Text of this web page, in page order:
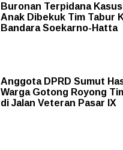
Buronan Terpidana
Anak Dibekuk Tim Tabur
Bandara Soekarno-Hatta
Anggota DPRD Sumut
Warga Gotong Royong
di Jalan Veteran Pasar IX